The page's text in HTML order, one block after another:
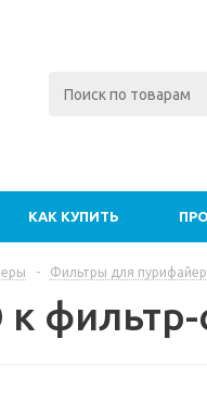
КАК КУПИТЬ
- Фильтры для